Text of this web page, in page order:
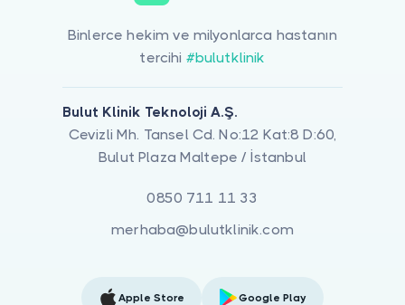
Binlerce hekim ve milyonlarca hastanın
tercihi #bulutklinik
Bulut Klinik Teknoloji A.Ş.
Cevizli Mh. Tansel Cd. No:12 Kat:8 D:60,
Bulut Plaza Maltepe / İstanbul
0850 711 11 33
merhaba@bulutklinik.com
Apple Store Google Play